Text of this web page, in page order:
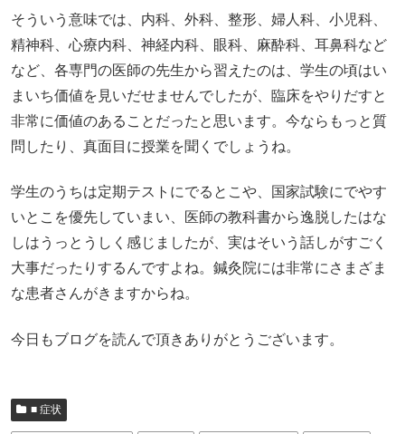
そういう意味では、内科、外科、整形、婦人科、小児科、
精神科、心療内科、神経内科、眼科、麻酔科、耳鼻科など
など、各専門の医師の先生から習えたのは、学生の頃はい
まいち価値を見いだせませんでしたが、臨床をやりだすと
非常に価値のあることだったと思います。今ならもっと質
問したり、真面目に授業を聞くでしょうね。
学生のうちは定期テストにでるとこや、国家試験にでやす
いとこを優先していまい、医師の教科書から逸脱したはな
しはうっとうしく感じましたが、実はそいう話しがすごく
大事だったりするんですよね。鍼灸院には非常にさまざま
な患者さんがきますからね。
今日もブログを読んで頂きありがとうございます。
■ 症状